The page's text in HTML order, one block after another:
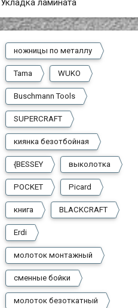
ножницы по металлу
Tama WUKO
Buschmann Tools
SUPERCRAFT
киянка безотбойная
{BESSEY выколотка
POCKET Picard
книга BLACKCRAFT
Erdi
молоток монтажный
сменные бойки
молоток безоткатный